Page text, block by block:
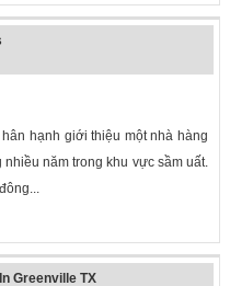
hạnh giới thiệu một nhà hàng
năm trong khu vực sầm uất.
Greenville TX